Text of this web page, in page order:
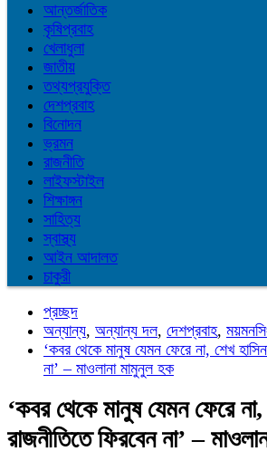
আন্তর্জাতিক
কৃষিপ্রবাহ
খেলাধুলা
জাতীয়
তথ্যপ্রযুক্তি
দেশপ্রবাহ
বিনোদন
ভ্রমন
রাজনীতি
লাইফস্টাইল
শিক্ষাঙ্গন
সাহিত্য
স্বাস্থ্য
আইন আদালত
চাকুরী
প্রচ্ছদ
অন্যান্য, অন্যান্য দল, দেশপ্রবাহ,
‘কবর থেকে মানুষ যেমন ফেরে না, শেখ
না’ – মাওলানা মামুনুল হক
‘কবর থেকে মানুষ যেমন ফেরে
রাজনীতিতে ফিরবেন না’ –